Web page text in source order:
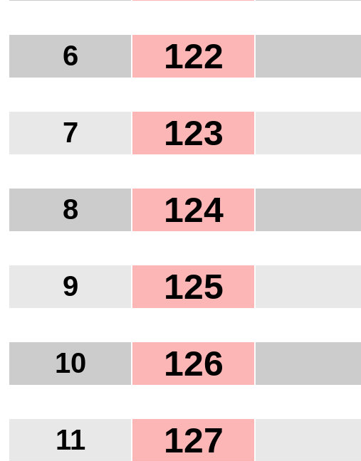
6 122
7 123
8 124
9 125
10 126
11 127